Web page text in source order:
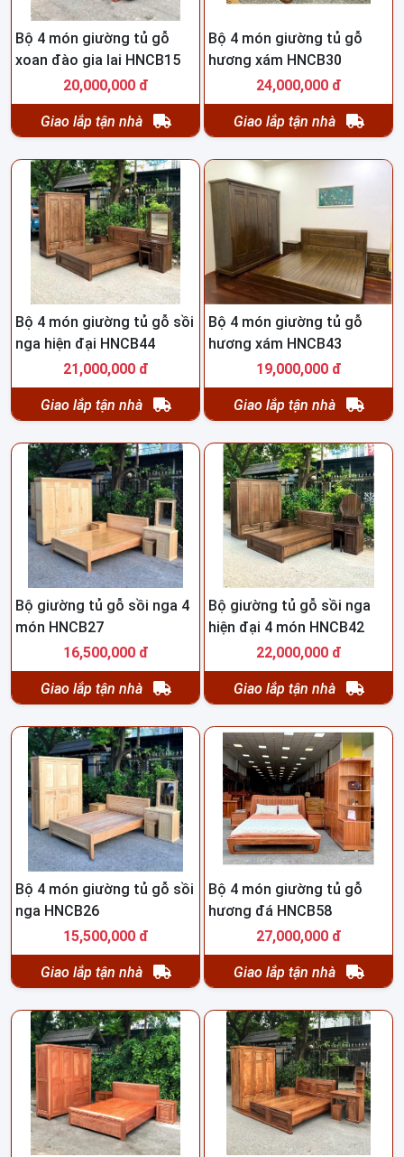
Bộ 4 món giường tủ gỗ
xoan đào gia lai HNCB15
20,000,000 đ
Giao lắp tận nhà
Bộ 4 món giường tủ gỗ
hương xám HNCB30
24,000,000 đ
Giao lắp tận nhà
Bộ 4 món giường tủ gỗ sồi
nga hiện đại HNCB44
21,000,000 đ
Giao lắp tận nhà
Bộ 4 món giường tủ gỗ
hương xám HNCB43
19,000,000 đ
Giao lắp tận nhà
Bộ giường tủ gỗ sồi nga 4
món HNCB27
16,500,000 đ
Giao lắp tận nhà
Bộ giường tủ gỗ sồi nga
hiện đại 4 món HNCB42
22,000,000 đ
Giao lắp tận nhà
Bộ 4 món giường tủ gỗ sồi
nga HNCB26
15,500,000 đ
Giao lắp tận nhà
Bộ 4 món giường tủ gỗ
hương đá HNCB58
27,000,000 đ
Giao lắp tận nhà